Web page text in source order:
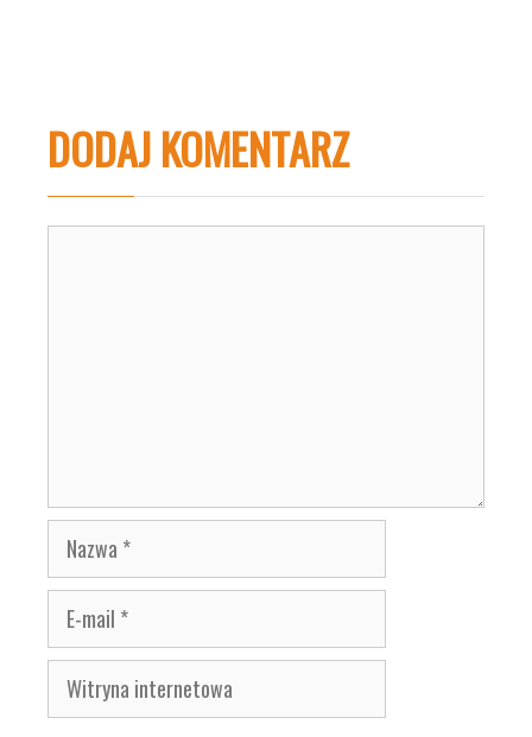
DODAJ KOMENTARZ
Nazwa
E-
mail
Witryna
internetowa